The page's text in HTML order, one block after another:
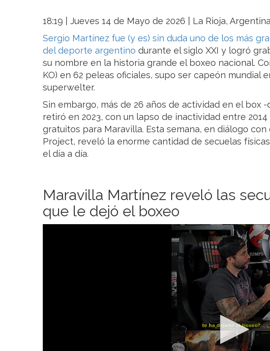
18:19 | Jueves 14 de Mayo de 2026 | La Rioja,
Sergio Martínez fue (y es) sin duda uno de los más
del deporte argentino durante el siglo XXI y logró
su nombre en la historia grande el boxeo nacional.
KO) en 62 peleas oficiales, supo ser capeón mundial
superwelter.
Sin embargo, más de 26 años de actividad en el box
retiró en 2023, con un lapso de inactividad entre
gratuitos para Maravilla. Esta semana, en diálogo
Project, reveló la enorme cantidad de secuelas
el día a día.
Maravilla Martínez reveló las
que le dejó el boxeo